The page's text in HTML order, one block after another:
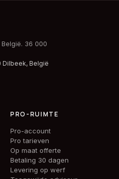
36 000
Dilbeek, België
PRO-RUIMTE
Pro-account
Pro tarieven
Op maat offerte
Betaling 30 dagen
Levering op werf